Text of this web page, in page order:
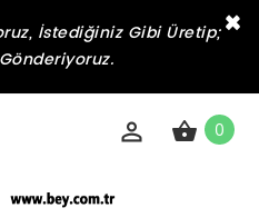
×
İstediğiniz Gibi Üretip;
0